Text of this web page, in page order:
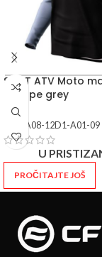
SHOT ATV Moto
escape grey
A08-12D1-A01-09
U
PROČITAJTE JOŠ